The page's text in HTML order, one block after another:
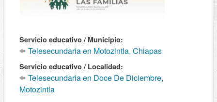
Servicio educativo / Municipio:
Telesecundaria en Motozintla, Chiapas
Servicio educativo / Localidad:
Telesecundaria en Doce De Diciembre,
Motozintla